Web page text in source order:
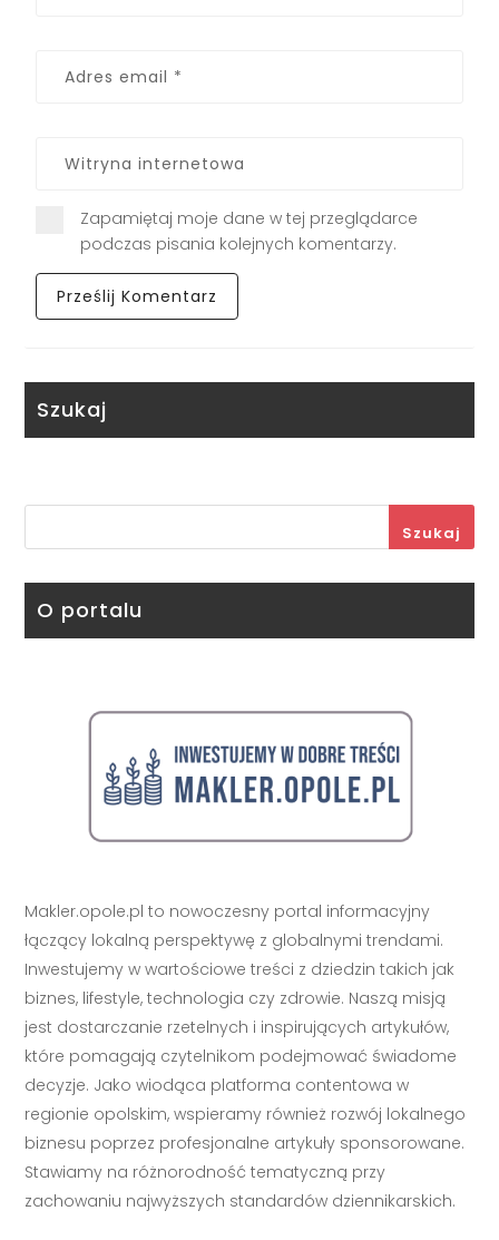
Zapamiętaj moje dane w tej przeglądarce
podczas pisania kolejnych komentarzy.
Szukaj
Szukaj
O portalu
Makler.opole.pl to nowoczesny portal informacyjny
łączący lokalną perspektywę z globalnymi trendami.
Inwestujemy w wartościowe treści z dziedzin takich jak
biznes, lifestyle, technologia czy zdrowie. Naszą misją
jest dostarczanie rzetelnych i inspirujących artykułów,
które pomagają czytelnikom podejmować świadome
decyzje. Jako wiodąca platforma contentowa w
regionie opolskim, wspieramy również rozwój lokalnego
biznesu poprzez profesjonalne artykuły sponsorowane.
Stawiamy na różnorodność tematyczną przy
zachowaniu najwyższych standardów dziennikarskich.